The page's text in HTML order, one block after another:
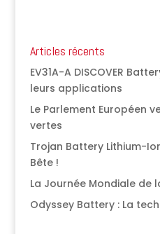
Articles récents
EV31A-A DISCOVER
leurs applications
Le Parlement Européen
vertes
Trojan Battery Lithium-
Bête !
La Journée Mondiale de
Odyssey Battery : La